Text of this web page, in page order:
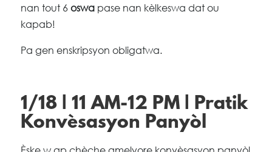
nan tout 6 oswapase nan kèlkeswa dat ou
kapab!
Pa gen enskripsyon obligatwa.
1/18 | 11 AM-12 PM | Pratik
Konvèsasyon Panyòl